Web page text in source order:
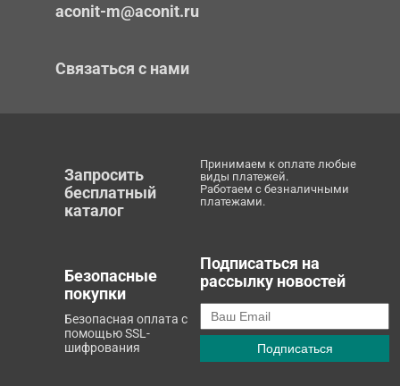
aconit-m@aconit.ru
Связаться с нами
Запросить
бесплатный
каталог
Принимаем к оплате любые
виды платежей.
Работаем с безналичными
платежами.
Безопасные
покупки
Безопасная оплата с
помощью SSL-
шифрования
Подписаться на
рассылку новостей